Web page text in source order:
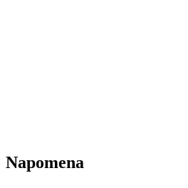
Napomena